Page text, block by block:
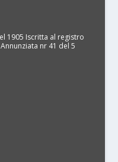
1905 Iscritta al registro
nr 41 del 5